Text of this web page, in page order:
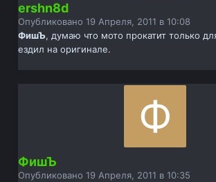
ershn8d
Опубликовано19 Апреля, 2011 в 10:08
ФишЪ, думаю что мото прокатит только
ездил на оригинале.
ФишЪ
Опубликовано19 Апреля, 2011 в 10:35